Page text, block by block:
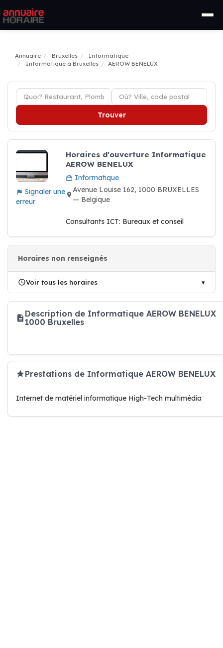
Annuaire Bruxelles
Informatique
Informatique à Bruxelles
AEROW BENELUX
Trouver
Signaler une
erreur
Horaires d'ouverture Informatique
AEROW BENELUX
Informatique
Avenue Louise 162, 1000 BRUXELLES
— Belgique
Consultants ICT: Bureaux et conseil
Horaires non renseignés
Voir tous les horaires
Description de Informatique AEROW BENELUX
1000 Bruxelles
Prestations de Informatique AEROW BENELUX
Internet de matériel informatique High-Tech multimédia